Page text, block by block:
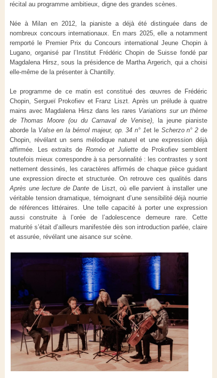
récital au programme ambitieux, digne des grandes scènes.
Née à Milan en 2012, la pianiste a déjà été distinguée dans de
nombreux concours internationaux. En mars 2025, elle a notamment
remporté le Premier Prix du Concours international Jeune Chopin à
Lugano, organisé par l’Institut Frédéric Chopin de Suisse fondé par
Magdalena Hirsz, sous la présidence de Martha Argerich, qui a choisi
elle-même de la présenter à Chantilly.
Le programme de ce matin est constitué des œuvres de Frédéric
Chopin, Sergueï Prokofiev et Franz Liszt. Après un prélude à quatre
mains avec Magdalena Hirsz dans les rares Variations sur un thème
de Thomas Moore (ou du Carnaval de Venise), la jeune pianiste
aborde la Valseen labémol majeur, op. 34 n° 1et le Scherzon° 2 de
Chopin, révélant un sens mélodique naturel et une expression déjà
affirmée. Les extraits de Roméo et Juliette de Prokofiev semblent
toutefois mieux correspondre à sa personnalité : les contrastes y sont
nettement dessinés, les caractères affirmés de chaque pièce guidant
une expression directe et structurée. On retrouve ces qualités dans
Après une lecture de Dante de Liszt, où elle parvient à installer une
véritable tension dramatique, témoignant d’une sensibilité déjà nourrie
de références littéraires. Une telle capacité à porter une expression
aussi construite à l’orée de l’adolescence demeure rare. Cette
maturité s’était d’ailleurs manifestée dès son introduction parlée, claire
et assurée, révélant une aisance sur scène.